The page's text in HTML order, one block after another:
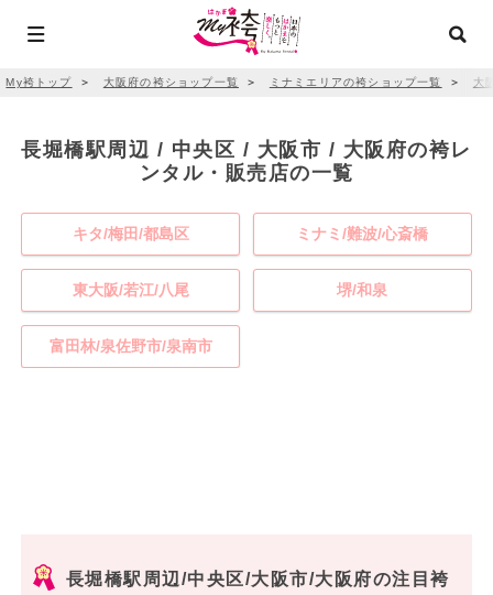
My袴トップ ＞ 大阪府の袴ショップ一覧 ＞ ミナミエリアの袴ショップ一覧 ＞ 大
長堀橋駅周辺 / 中央区 / 大阪市 / 大阪府の袴レ
ンタル・販売店の一覧
キタ/梅田/都島区 ミナミ/難波/心斎橋
東大阪/若江/八尾 堺/和泉
富田林/泉佐野市/泉南市
長堀橋駅周辺/中央区/大阪市/大阪府の注目袴